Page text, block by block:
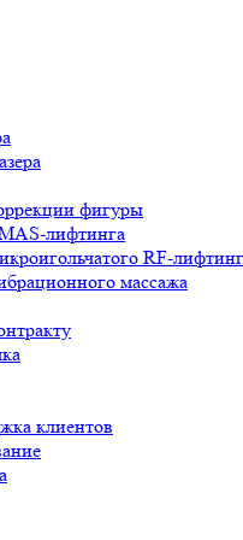
фигуры
лифтинга
RF-
массажа
клиентов